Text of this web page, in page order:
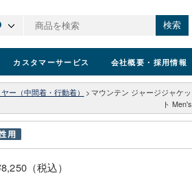
検索
カスタマーサービス 会社概要 ・採用情報
ー（中間着・行動着） > マウンテン ジャージジャケッ
ト Men's
（税込）